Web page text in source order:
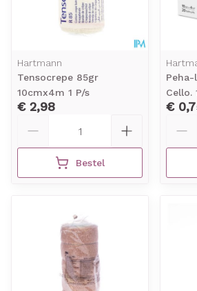
Hartmann
Tensocrepe 85gr
10cmx4m 1 P/s
€ 2,98
Bestel
Cello.
€